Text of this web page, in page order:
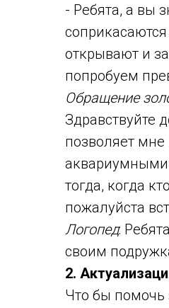
- Ребята, а вы
открывают и
попробуем
Обращение
Здравствуйте
позволяет
тогда, когда
пожалуйста
Логопед:
своим
2.
Что бы помочь